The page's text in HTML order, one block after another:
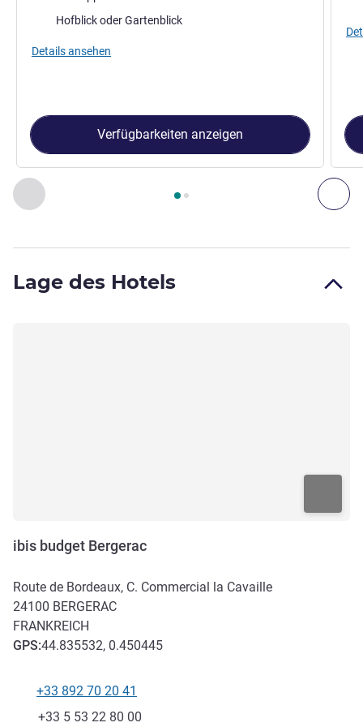
Zurück - Zimmer
Seite1 , Zimmer 1 : Doppelzimmer mit großem Bett
Aussicht:
Hofblick oder Gartenblick
Details ansehen
Verfügbarkeiten anzeigen
Lage des Hotels
ibis budget Bergerac
Route de Bordeaux, C. Commercial la Cavaille
24100 BERGERAC
FRANKREICH
GPS:44.835532, 0.450445
+33 892 70 20 41
Fax
+33 5 53 22 80 00